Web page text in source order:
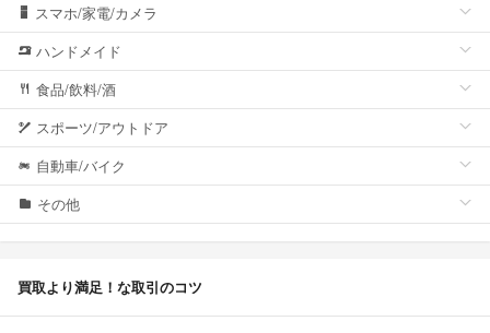
スマホ/家電/カメラ
ハンドメイド
食品/飲料/酒
スポーツ/アウトドア
自動車/バイク
その他
買取より満足！な取引のコツ